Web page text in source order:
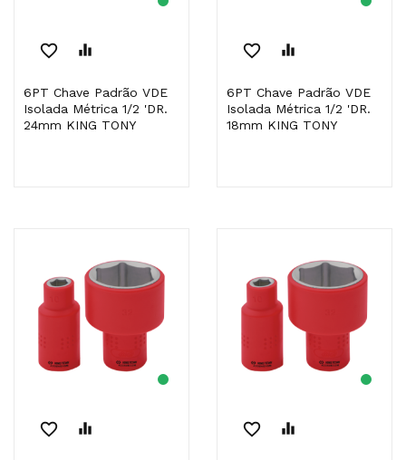
favorite_border equalizer
6PT Chave Padrão VDE
Isolada Métrica 1/2 'DR.
24mm KING TONY
favorite_border equalizer
6PT Chave Padrão VDE
Isolada Métrica 1/2 'DR.
18mm KING TONY
favorite_border equalizer favorite_border equalizer